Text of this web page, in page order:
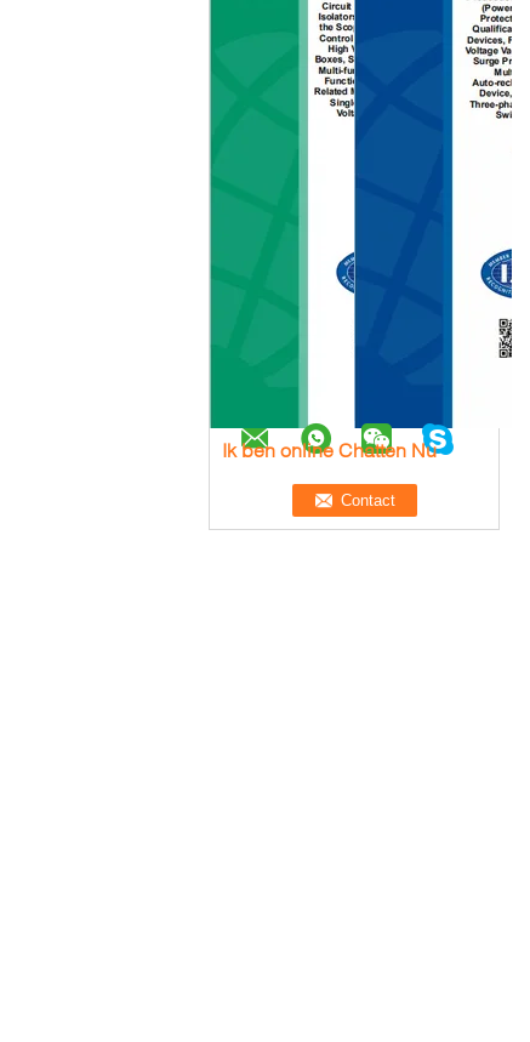
Ik ben online Chatten Nu